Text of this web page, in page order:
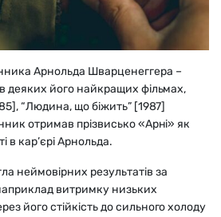
Арнольда Шварценеггера –
деяких його найкращих фільмах,
“Людина, що біжить” [1987]
отримав прізвисько «Арні» як
в кар’єрі Арнольда.
неймовірних результатів за
витримку низьких
його стійкість до сильного холоду